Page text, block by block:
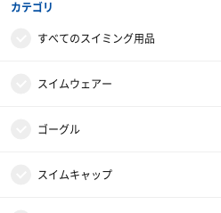
カテゴリ
すべてのスイミング用品
スイムウェアー
メンズ
レディース
ゴーグル
レーシング
スイムキャップ